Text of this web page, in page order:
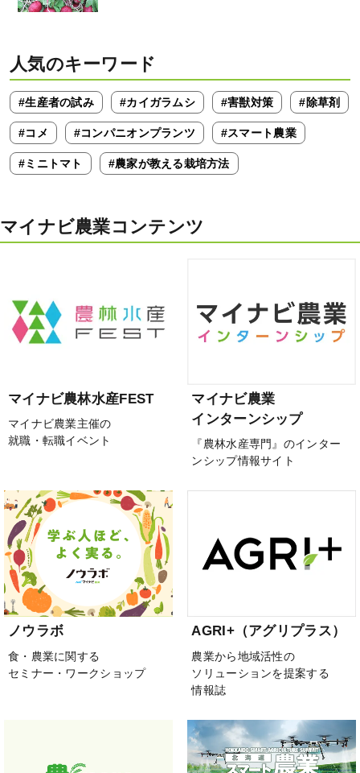
人気のキーワード
#生産者の試み #カイガラムシ #害獣対策 #除草剤
#コメ #コンパニオンプランツ #スマート農業
#ミニトマト #農家が教える栽培方法
マイナビ農業コンテンツ
マイナビ農林水産FEST
マイナビ農業主催の
就職・転職イベント
マイナビ農業
インターンシップ
『農林水産専門』のインター
ンシップ情報サイト
ノウラボ
食・農業に関する
セミナー・ワークショップ
AGRI+（アグリプラス）
農業から地域活性の
ソリューションを提案する
情報誌